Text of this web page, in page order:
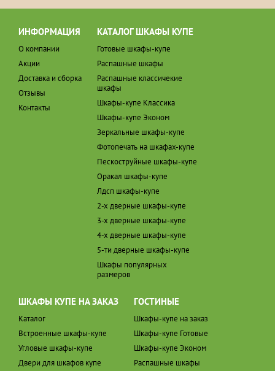
ИНФОРМАЦИЯ
О компании
Акции
Доставка и сборка
Отзывы
Контакты
КАТАЛОГ ШКАФЫ КУПЕ
Готовые шкафы-купе
Распашные шкафы
Распашные классичекие
шкафы
Шкафы-купе Классика
Шкафы-купе Эконом
Зеркальные шкафы-купе
Фотопечать на шкафах-купе
Пескоструйные шкафы-купе
Оракал шкафы-купе
Лдсп шкафы-купе
2-х дверные шкафы-купе
3-х дверные шкафы-купе
4-х дверные шкафы-купе
5-ти дверные шкафы-купе
Шкафы популярных
размеров
ШКАФЫ КУПЕ НА ЗАКАЗ
Каталог
Встроенные шкафы-купе
Угловые шкафы-купе
Двери для шкафов купе
ГОСТИНЫЕ
Шкафы-купе на заказ
Шкафы-купе Готовые
Шкафы-купе Эконом
Распашные шкафы